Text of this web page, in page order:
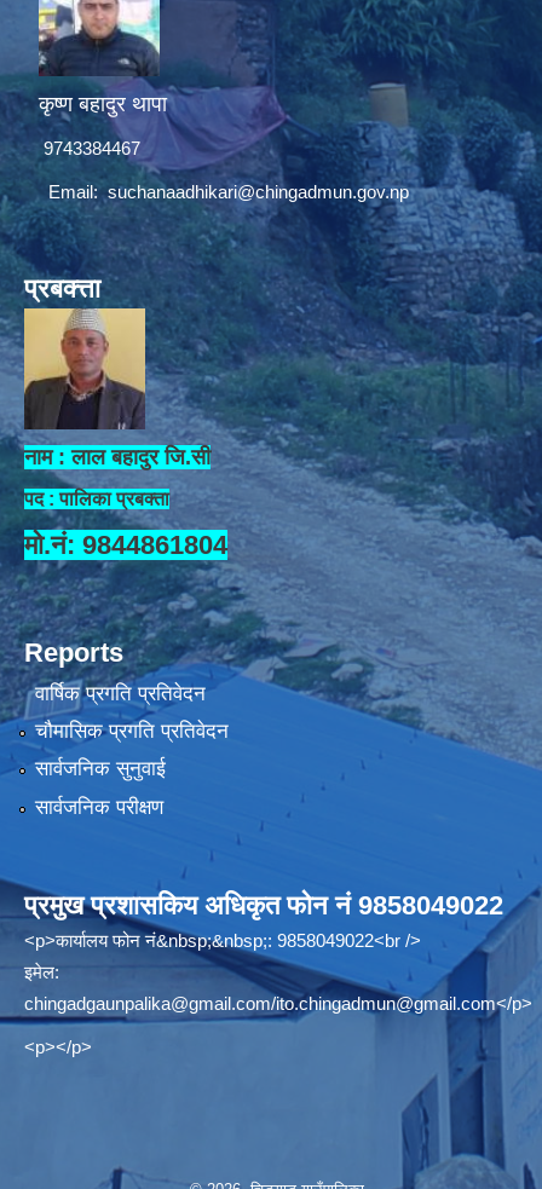
कृष्ण बहादुर थापा
9743384467
Email:suchanaadhikari@chingadmun.gov.np
प्रबक्त्ता
नाम : लाल बहादुर जि.सी
पद : पालिका प्रबक्ता
मो.नं: 9844861804
Reports
वार्षिक प्रगति प्रतिवेदन
चौमासिक प्रगति प्रतिवेदन
सार्वजनिक सुनुवाई
सार्वजनिक परीक्षण
प्रमुख प्रशासकिय अधिकृत फोन नं 9858049022
<p>कार्यालय फोन नं&nbsp;&nbsp;: 9858049022<br />
इमेल:
chingadgaunpalika@gmail.com/ito.chingadmun@gmail.com</p>
<p></p>